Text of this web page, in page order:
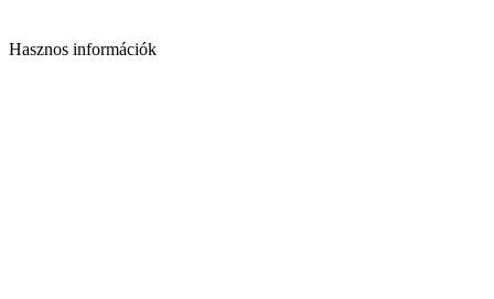
Hasznos információk